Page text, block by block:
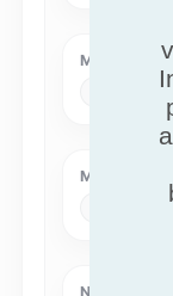
Mobile
NF128
Multi-energy
NF Air